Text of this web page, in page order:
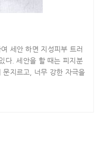
세안 하면 지성피부 트러
다. 세안을 할 때는 피지분
문지르고, 너무 강한 자극을